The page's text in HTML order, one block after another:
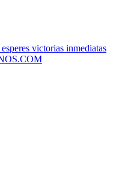
victorias inmediatas